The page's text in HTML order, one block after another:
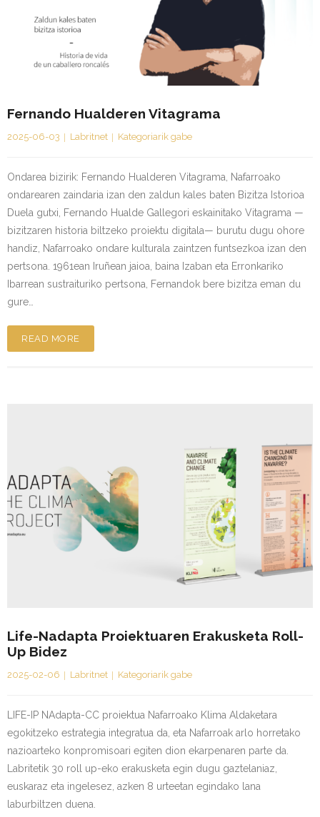
Kontaktua | Contacto
Fernando Hualderen Vitagrama
2025-06-03 Labritnet Kategoriarik gabe
Ondarea bizirik: Fernando Hualderen Vitagrama, Nafarroako
ondarearen zaindaria izan den zaldun kales baten Bizitza Istorioa
Duela gutxi, Fernando Hualde Gallegori eskainitako Vitagrama —
bizitzaren historia biltzeko proiektu digitala— burutu dugu ohore
handiz, Nafarroako ondare kulturala zaintzen funtsezkoa izan den
pertsona. 1961ean Iruñean jaioa, baina Izaban eta Erronkariko
Ibarrean sustraituriko pertsona, Fernandok bere bizitza eman du
gure…
READ MORE
Life-Nadapta Proiektuaren Erakusketa Roll-
Up Bidez
2025-02-06 Labritnet Kategoriarik gabe
LIFE-IP NAdapta-CC proiektua Nafarroako Klima Aldaketara
egokitzeko estrategia integratua da, eta Nafarroak arlo horretako
nazioarteko konpromisoari egiten dion ekarpenaren parte da.
Labritetik 30 roll up-eko erakusketa egin dugu gaztelaniaz,
euskaraz eta ingelesez, azken 8 urteetan egindako lana
laburbiltzen duena.